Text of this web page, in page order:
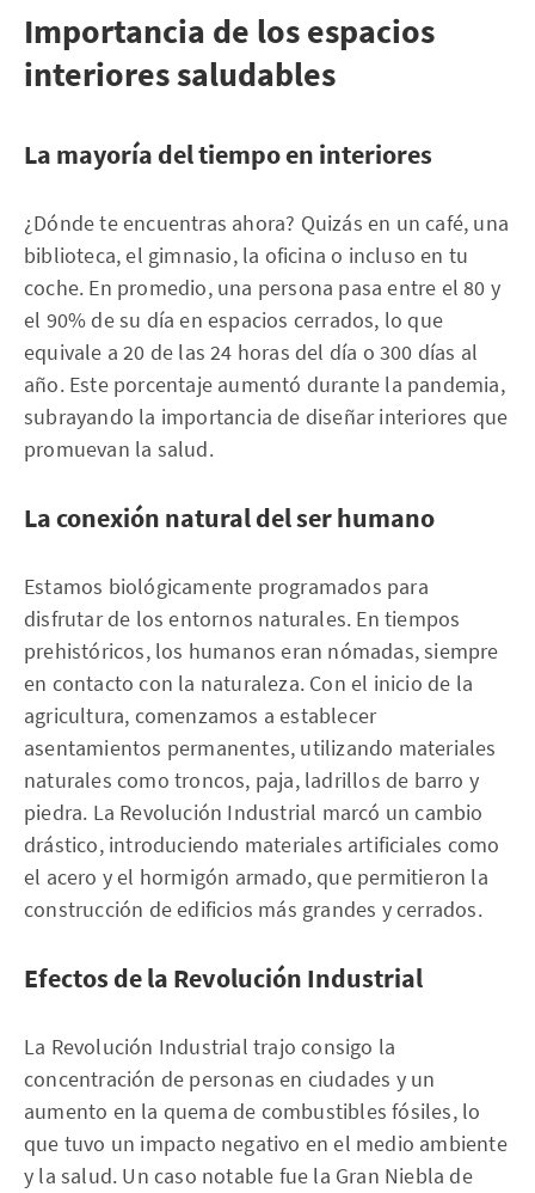
Importancia de los espacios
interiores saludables
La mayoría del tiempo en interiores
¿Dónde te encuentras ahora? Quizás en un café, una
biblioteca, el gimnasio, la oficina o incluso en tu
coche. En promedio, una persona pasa entre el 80 y
el 90% de su día en espacios cerrados, lo que
equivale a 20 de las 24 horas del día o 300 días al
año. Este porcentaje aumentó durante la pandemia,
subrayando la importancia de diseñar interiores que
promuevan la salud.
La conexión natural del ser humano
Estamos biológicamente programados para
disfrutar de los entornos naturales. En tiempos
prehistóricos, los humanos eran nómadas, siempre
en contacto con la naturaleza. Con el inicio de la
agricultura, comenzamos a establecer
asentamientos permanentes, utilizando materiales
naturales como troncos, paja, ladrillos de barro y
piedra. La Revolución Industrial marcó un cambio
drástico, introduciendo materiales artificiales como
el acero y el hormigón armado, que permitieron la
construcción de edificios más grandes y cerrados.
Efectos de la Revolución Industrial
La Revolución Industrial trajo consigo la
concentración de personas en ciudades y un
aumento en la quema de combustibles fósiles, lo
que tuvo un impacto negativo en el medio ambiente
y la salud. Un caso notable fue la Gran Niebla de